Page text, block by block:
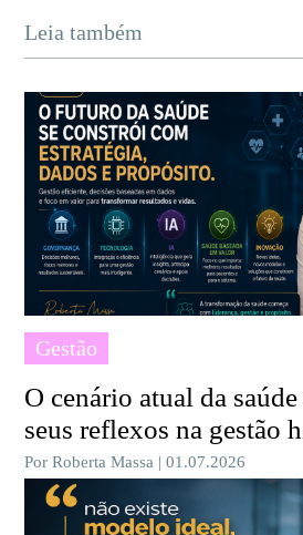
Leia também
Gestão
O cenário atual da
seus reflexos na gestão
Por Roberta Massa | 01.07.2026